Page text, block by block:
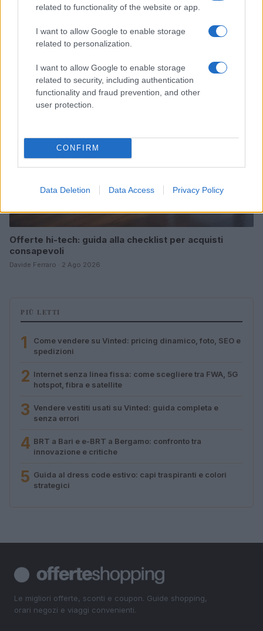
related to functionality of the website or app.
I want to allow Google to enable storage
related to personalization.
I want to allow Google to enable storage
related to security, including authentication
functionality and fraud prevention, and other
user protection.
CONFIRM
Data Deletion Data Access Privacy Policy
Come sommare vantaggi legali: cashback, coupon e
gift card
Davide Ferraro · 2 Ago 2026
GUIDE SHOPPING
Offerte hi-tech: guida alla checklist per acquisti
consapevoli
Davide Ferraro · 2 Ago 2026
PIÙ LETTI
1
Come vendere su Vinted: pricing dinamico, foto, SEO e
spedizioni
2 Internet senza linea fissa: come scegliere tra FWA, 5G
hotspot, fibra e satellite
3 Vendere vestiti usati su Vinted: guida completa e
senza errori
4 BRT a Bari e e-BRT a Bergamo: confronto tra
innovazione e critiche
5 Guida al dress code estivo: capi traspiranti e colori
strategici
Le migliori offerte, sconti e coupon. Guide shopping,
orari negozi e viaggi convenienti.